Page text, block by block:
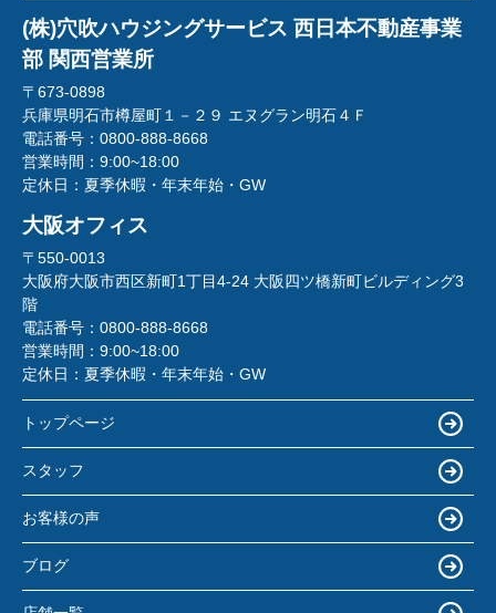
(株)穴吹ハウジングサービス 西日本不動産事業
部 関西営業所
〒673-0898
兵庫県明石市樽屋町１－２９ エヌグラン明石４Ｆ
電話番号： 0800-888-8668
営業時間： 9:00~18:00
定休日： 夏季休暇・年末年始・GW
大阪オフィス
〒550-0013
大阪府大阪市西区新町1丁目4-24 大阪四ツ橋新町ビルディング3
階
電話番号： 0800-888-8668
営業時間： 9:00~18:00
定休日： 夏季休暇・年末年始・GW
トップページ
スタッフ
お客様の声
ブログ